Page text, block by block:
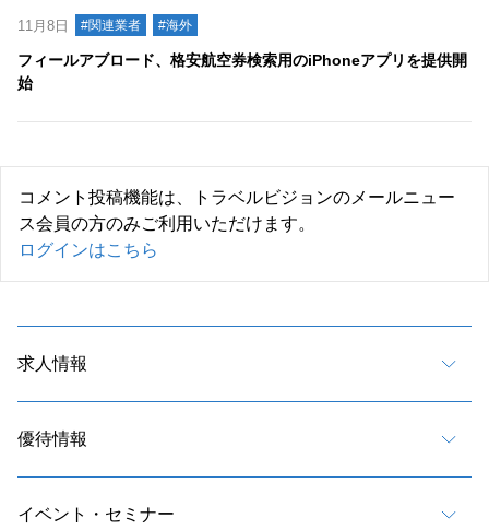
11月8日 #関連業者 #海外
フィールアブロード、格安航空券検索用のiPhoneアプリを提供開
始
コメント投稿機能は、トラベルビジョンのメールニュー
ス会員の方のみご利用いただけます。
ログインはこちら
求人情報
優待情報
イベント・セミナー